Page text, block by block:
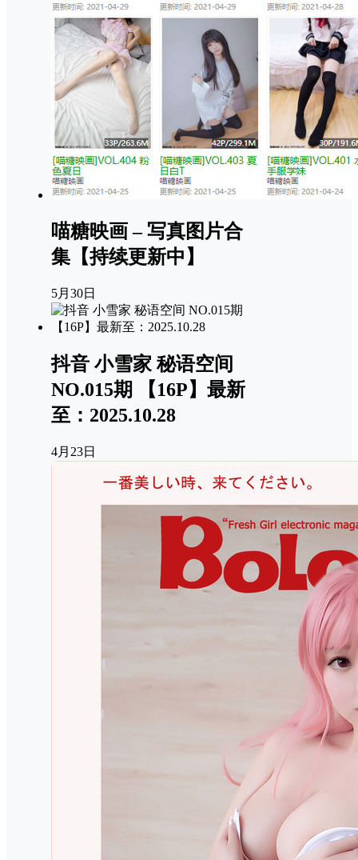
喵糖映画 – 写真图片合
集【持续更新中】
5月30日
抖音 小雪家 秘语空间
NO.015期 【16P】最新
至：2025.10.28
4月23日